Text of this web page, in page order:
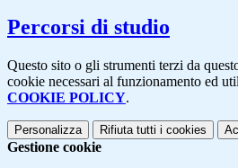
Percorsi di studio
Questo sito o gli strumenti terzi da
cookie necessari al funzionamento ed
COOKIE POLICY.
Personalizza Rifiuta tutti i cookies
Gestione cookie